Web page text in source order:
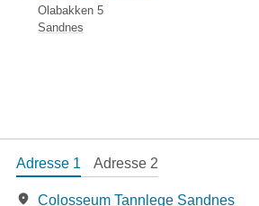
Olabakken 5
Sandnes
Adresse 1 Adresse 2
Colosseum Tannlege Sandnes